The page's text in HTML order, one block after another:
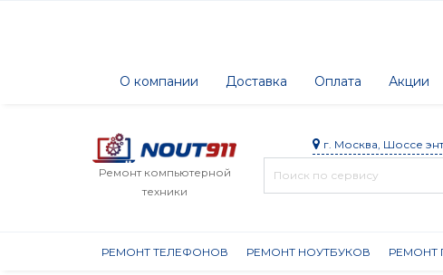
О компании Доставка Оплата Акции
Ремонт компьютерной
техники
г. Москва, Шоссе
РЕМОНТ ТЕЛЕФОНОВ РЕМОНТ НОУТБУКОВ РЕМОНТ